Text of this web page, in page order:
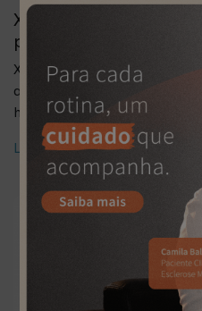
Xolair®: indicações,
precauções
Xolair® é um medicamento
ativa o omalizumabe, um
humanizado que atua
Leia mais